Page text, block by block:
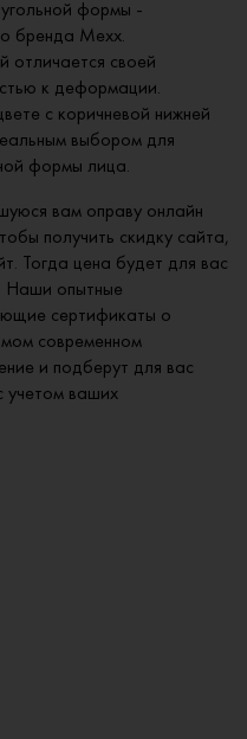
формы -
бренда Mexx.
отличается своей
к деформации.
с коричневой нижней
выбором для
формы лица.
вам оправу онлайн
получить скидку сайта,
Тогда цена будет для вас
Наши опытные
сертификаты о
современном
и подберут для вас
учетом ваших